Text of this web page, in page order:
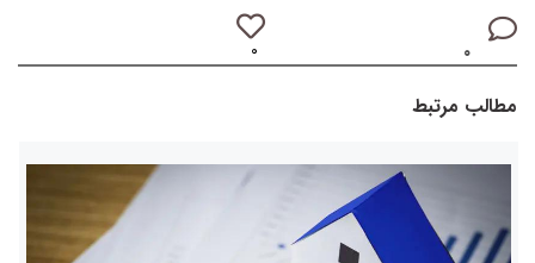
۰ ۰
مطالب مرتبط